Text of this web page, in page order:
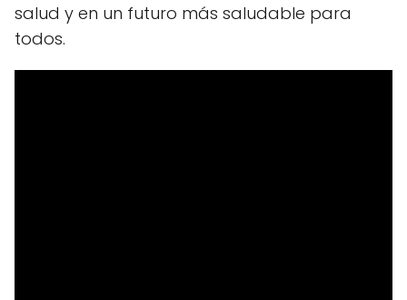
salud y en un futuro más saludable para
todos.